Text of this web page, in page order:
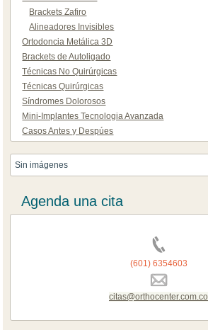
Brackets Zafiro
Alineadores Invisibles
Ortodoncia Metálica 3D
Brackets de Autoligado
Técnicas No Quirúrgicas
Técnicas Quirúrgicas
Síndromes Dolorosos
Mini-Implantes Tecnologia Avanzada
Casos Antes y Despúes
Sin imágenes
Agenda una cita
(601) 6354603
citas@orthocenter.com.co